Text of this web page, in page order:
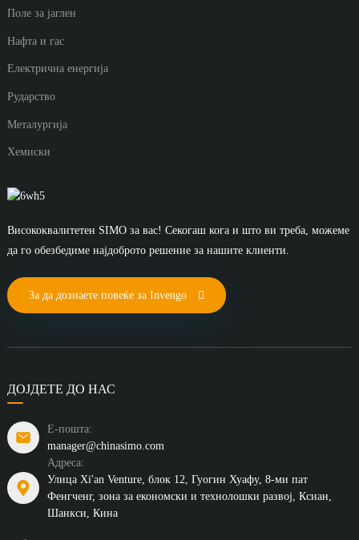
Поле за јаглен
Нафта и гас
Електрична енергија
Рударство
Металургија
Хемиски
Висококвалитетен SIMO за вас! Секогаш кога и што ви треба, можеме
да го обезбедиме најдоброто решение за нашите клиенти.
За да дознаете повеќе за Invengo
ДОЈДЕТЕ ДО НАС
Е-пошта:
manager@chinasimo.com
Адреса:
Улица Xi'an Venture, блок 12, Гуогин Хуафу, 8-ми пат
Фенгченг, зона за економски и технолошки развој, Ксиан,
Шанкси, Кина